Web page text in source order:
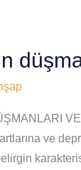
ve